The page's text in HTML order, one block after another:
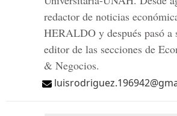
redactor de noticias
HERALDO y después pasó a
editor de las secciones de
& Negocios.